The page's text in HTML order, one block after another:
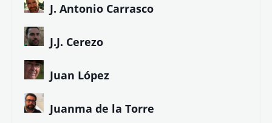
J. Antonio Carrasco
J.J. Cerezo
Juan López
Juanma de la Torre